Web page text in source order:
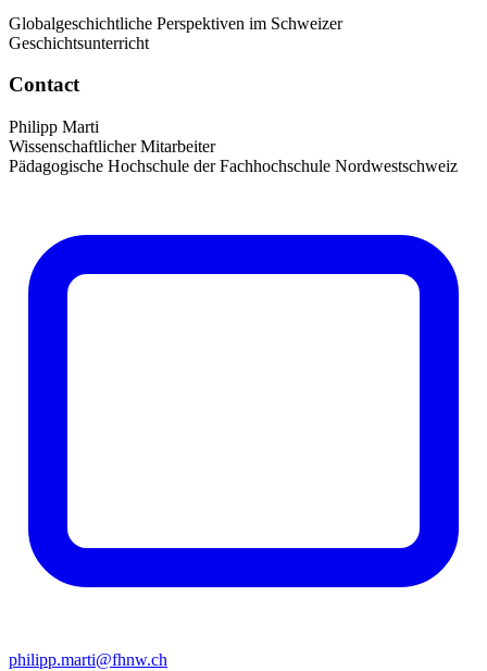
Globalgeschichtliche Perspektiven im Schweizer
Geschichtsunterricht
Contact
Philipp Marti
Wissenschaftlicher Mitarbeiter
Pädagogische Hochschule der Fachhochschule Nordwestschweiz
philipp.marti@fhnw.ch